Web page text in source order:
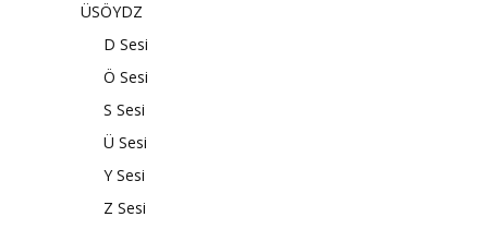
ÜSÖYDZ
D Sesi
Ö Sesi
S Sesi
Ü Sesi
Y Sesi
Z Sesi